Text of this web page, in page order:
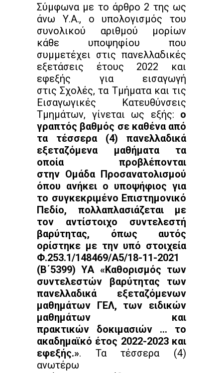
Σύμφωνα με το άρθρο 2 της ως
άνω Υ.Α., ο υπολογισμός του
συνολικού αριθμού μορίων
κάθε υποψηφίου που
συμμετέχει στις πανελλαδικές
εξετάσεις έτους 2022 και
εφεξής για εισαγωγή
στις Σχολές, τα Τμήματα και τις
Εισαγωγικές Κατευθύνσεις
Τμημάτων, γίνεται ως εξής: ο
γραπτός βαθμός σε καθένα από
τα τέσσερα (4) πανελλαδικά
εξεταζόμενα μαθήματα τα
οποία προβλέπονται
στην Ομάδα Προσανατολισμού
όπου ανήκει ο υποψήφιος για
το συγκεκριμένο Επιστημονικό
Πεδίο, πολλαπλασιάζεται με
τον αντίστοιχο συντελεστή
βαρύτητας, όπως αυτός
ορίστηκε με την υπό στοιχεία
Φ.253.1/148469/Α5/18-11-2021
(Β΄5399) ΥΑ «Καθορισμός των
συντελεστών βαρύτητας των
πανελλαδικά εξεταζόμενων
μαθημάτων ΓΕΛ, των ειδικών
μαθημάτων και
πρακτικών δοκιμασιών … το
ακαδημαϊκό έτος 2022-2023 και
εφεξής.». Τα τέσσερα (4)
ανωτέρω